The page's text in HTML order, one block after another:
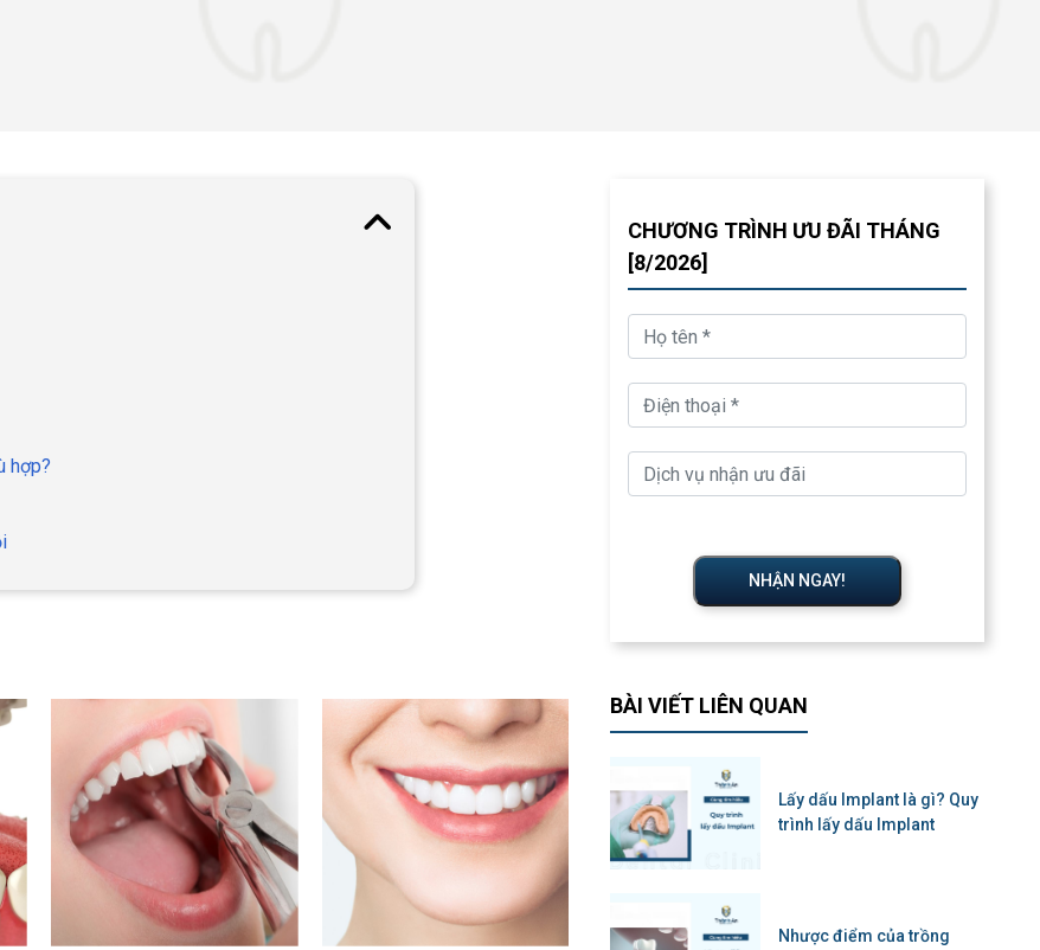
hợp?
CHƯƠNG TRÌNH ƯU ĐÃI THÁNG
[8/2026]
NHẬN NGAY!
BÀI VIẾT LIÊN QUAN
Lấy dấu Implant là gì? Quy
trình lấy dấu Implant
Nhược điểm của trồng